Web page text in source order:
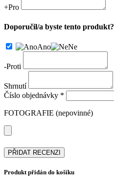
+Pro
Doporučil/a byste tento produkt?
Ano Ne
-Proti
Shrnutí
Číslo objednávky *
FOTOGRAFIE (nepovinné)
PŘIDAT RECENZI
Produkt přidán do košíku